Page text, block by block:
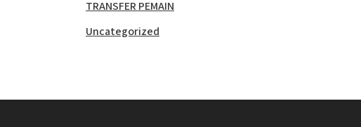
TRANSFER PEMAIN
Uncategorized